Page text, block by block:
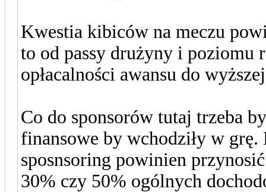
Kwestia kibiców na meczu
to od passy drużyny i poziomu
opłacalności awansu do
Co do sponsorów tutaj trzeba
finansowe by wchodziły w grę.
sposnsoring powinien
30% czy 50% ogólnych